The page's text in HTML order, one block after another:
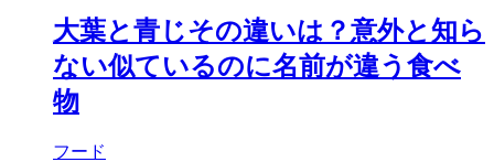
大葉と青じその違いは？意外と知ら
ない似ているのに名前が違う食べ
物
フード